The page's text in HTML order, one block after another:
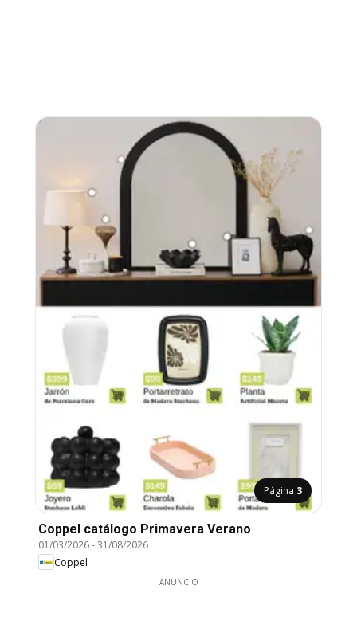
Página 3
Coppel catálogo Primavera Verano
01/03/2026-31/08/2026
Coppel
ANUNCIO